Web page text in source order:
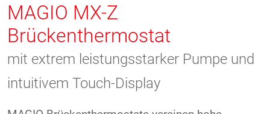
MAGIO MX-Z
Brückenthermostat
mit extrem leistungsstarker Pumpe und
intuitivem Touch-Display